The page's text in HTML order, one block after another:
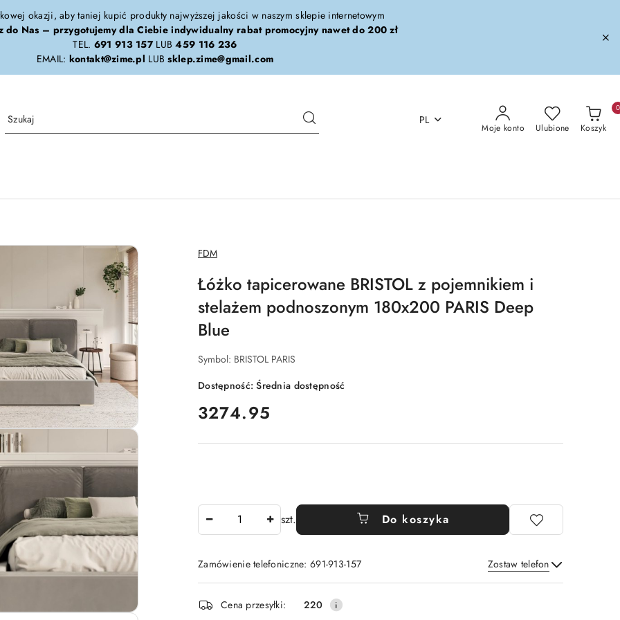
okazji, aby taniej kupić produkty najwyższej jakości w naszym sklepie internetowym
do Nas – przygotujemy dla Ciebie indywidualny rabat promocyjny nawet do 200 zł
TEL. 691 913 157LUB459 116 236
EMAIL: kontakt@zime.pl LUBsklep.zime@gmail.com
PL
Moje konto Ulubione Koszyk
0
NAZWA
PRODUCENTA:
FDM
Łóżko tapicerowane BRISTOL z pojemnikiem i
stelażem podnoszonym 180x200 PARIS Deep
Blue
Symbol: BRISTOL PARIS
Dostępność:Średnia dostępność
cena:
3274.95
szt. Do koszyka
Zamówienie telefoniczne: 691-913-157 Zostaw telefon
Wyślij
Dostępność
Cena przesyłki: 220